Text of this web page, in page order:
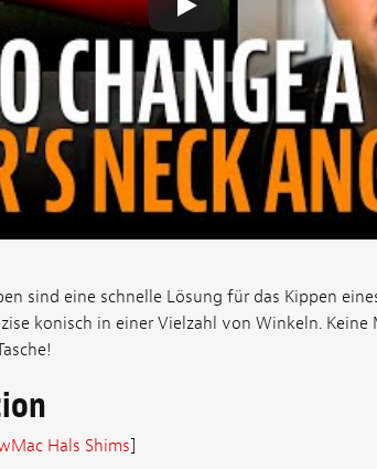
sind eine schnelle Lösung für das Kippen
konisch in einer Vielzahl von Winkeln.
Hals Shims]